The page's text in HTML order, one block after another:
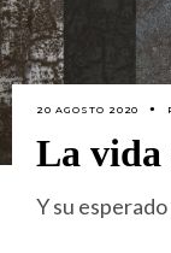
20 AGOSTO 2020
La vida
Y su